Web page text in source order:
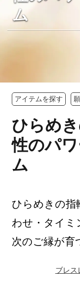
ム
アイテムを探す
ひらめ
性のパ
ム
ひらめきの指
わせ・タイミ
次のご縁が育
ブレス